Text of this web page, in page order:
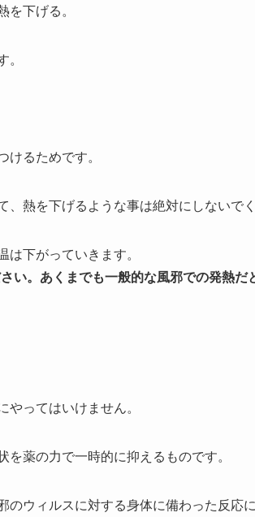
下げる。
るためです。
熱を下げるような事は絶対にしないで
下がっていきます。
。あくまでも一般的な風邪での発熱だ
ってはいけません。
薬の力で一時的に抑えるものです。
ウィルスに対する身体に備わった反応に